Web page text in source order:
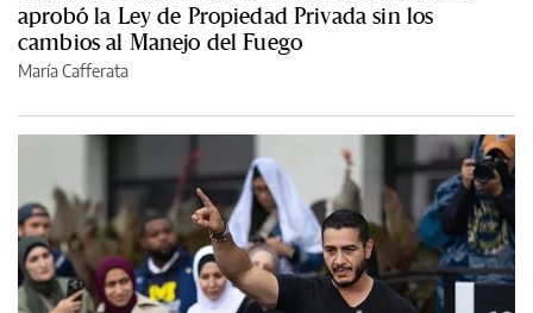
aprobó la Ley de Propiedad Privada sin los
cambios al Manejo del Fuego
María Cafferata